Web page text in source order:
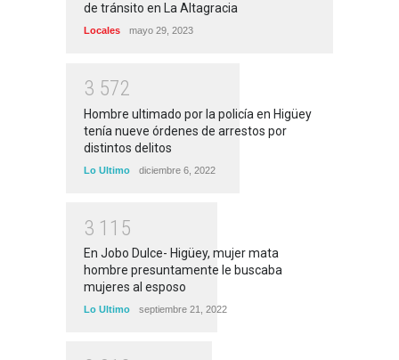
de tránsito en La Altagracia
Locales mayo 29, 2023
3 572
Hombre ultimado por la policía en Higüey
tenía nueve órdenes de arrestos por
distintos delitos
Lo Ultimo diciembre 6, 2022
3 1 1 5
En Jobo Dulce- Higüey, mujer mata
hombre presuntamente le buscaba
mujeres al esposo
Lo Ultimo septiembre 21, 2022